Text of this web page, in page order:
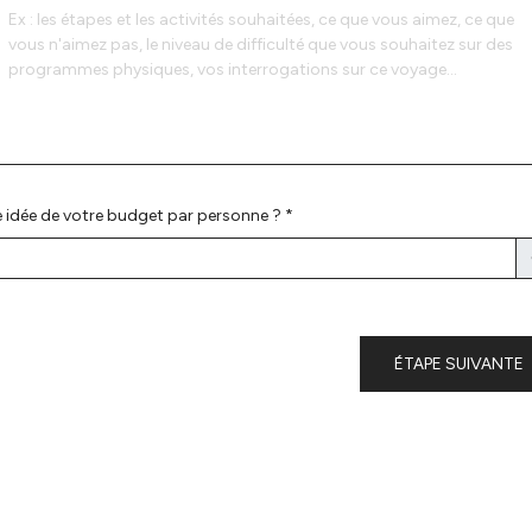
idée de votre budget par personne ? *
ÉTAPE SUIVANTE